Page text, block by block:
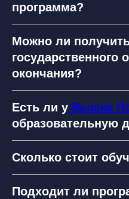
программа?
Можно ли
государственного
окончания?
Есть ли у Вышка
образовательную
Сколько стоит
Подходит ли